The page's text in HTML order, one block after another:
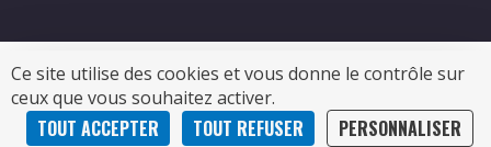
Ce site utilise des cookies et vous donne le contrôle sur
ceux que vous souhaitez activer.
TOUT ACCEPTER TOUT REFUSER PERSONNALISER
Copyright © 2026Sablonceaux| Propulsé par Soluris